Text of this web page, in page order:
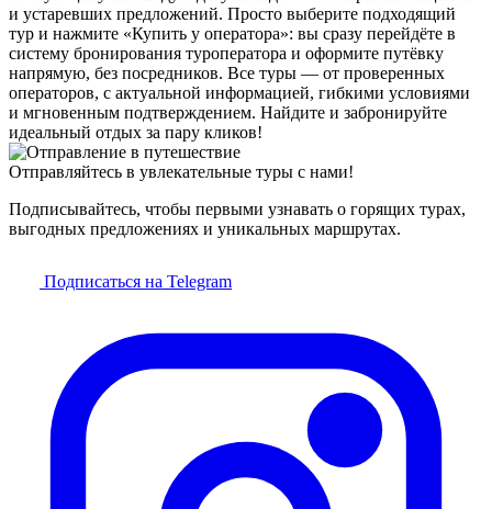
и устаревших предложений. Просто выберите подходящий
тур и нажмите «Купить у оператора»: вы сразу перейдёте в
систему бронирования туроператора и оформите путёвку
напрямую, без посредников. Все туры — от проверенных
операторов, с актуальной информацией, гибкими условиями
и мгновенным подтверждением. Найдите и забронируйте
идеальный отдых за пару кликов!
Отправляйтесь в увлекательные туры с нами!
Подписывайтесь, чтобы первыми узнавать о горящих турах,
выгодных предложениях и уникальных маршрутах.
Подписаться на Telegram